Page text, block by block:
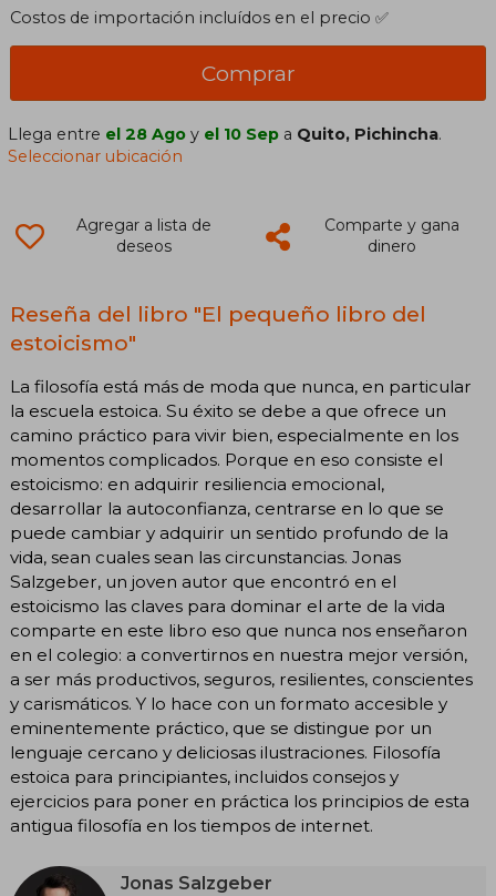
Costos de importación incluídos en el precio ✅
Comprar
Llega entre el 28 Ago y el 10 Sep a Quito, Pichincha.
Seleccionar ubicación
Agregar a lista de
deseos
Comparte y gana
dinero
Reseña del libro "El pequeño libro del
estoicismo"
La filosofía está más de moda que nunca, en particular
la escuela estoica. Su éxito se debe a que ofrece un
camino práctico para vivir bien, especialmente en los
momentos complicados. Porque en eso consiste el
estoicismo: en adquirir resiliencia emocional,
desarrollar la autoconfianza, centrarse en lo que se
puede cambiar y adquirir un sentido profundo de la
vida, sean cuales sean las circunstancias. Jonas
Salzgeber, un joven autor que encontró en el
estoicismo las claves para dominar el arte de la vida
comparte en este libro eso que nunca nos enseñaron
en el colegio: a convertirnos en nuestra mejor versión,
a ser más productivos, seguros, resilientes, conscientes
y carismáticos. Y lo hace con un formato accesible y
eminentemente práctico, que se distingue por un
lenguaje cercano y deliciosas ilustraciones. Filosofía
estoica para principiantes, incluidos consejos y
ejercicios para poner en práctica los principios de esta
antigua filosofía en los tiempos de internet.
Jonas Salzgeber